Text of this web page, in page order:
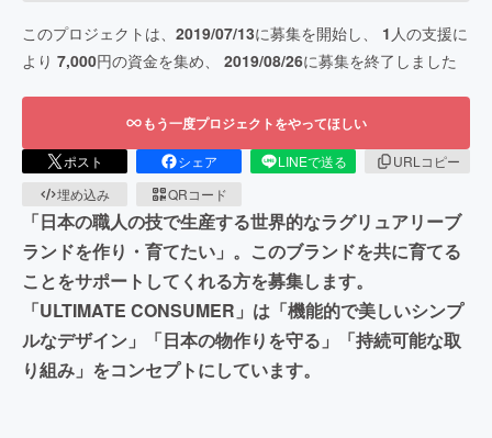
このプロジェクトは、 2019/07/13に募集を開始し、 1 人の支援に
より 7,000円の資金を集め、 2019/08/26に募集を終了しました
もう一度プロジェクトをやってほしい
ポスト シェア LINEで送る
URLコピー
埋め込み
QRコード
「日本の職人の技で生産する世界的なラグリュアリーブ
ランドを作り・育てたい」。このブランドを共に育てる
ことをサポートしてくれる方を募集します。
「ULTIMATE CONSUMER」は「機能的で美しいシンプ
ルなデザイン」「日本の物作りを守る」「持続可能な取
り組み」をコンセプトにしています。